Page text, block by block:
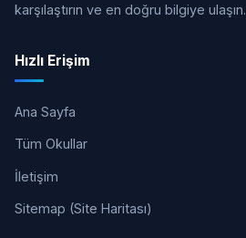
karşılaştırın ve en doğru bilgiye ulaşın.
Hızlı Erişim
Ana Sayfa
Tüm Okullar
İletişim
Sitemap (Site Haritası)